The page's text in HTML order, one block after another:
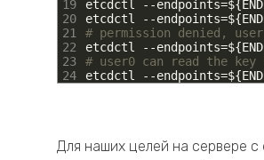
19
20
21
22
23
24
etcdctl
--endpoints=${
etcdctl
--endpoints=${
# permission denied,
etcdctl
--endpoints=${
# user0 can read the key
etcdctl
--endpoints=${
Для наших целей на сервере